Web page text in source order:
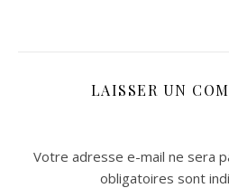
sur Instagram
sur Instagram
LAISSER UN
Votre adresse e-mail ne sera
obligatoires sont